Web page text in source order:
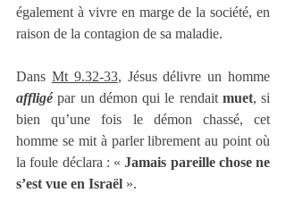
également à vivre en marge de la société, en
raison de la contagion de sa maladie.
Dans Mt 9.32-33
affligé par un démon qui le rendait muet, si
bien qu’une fois le démon chassé, cet
homme se mit à parler librement au point où
la foule déclara : « Jamais pareille chose ne
s’est vue en Israël ».